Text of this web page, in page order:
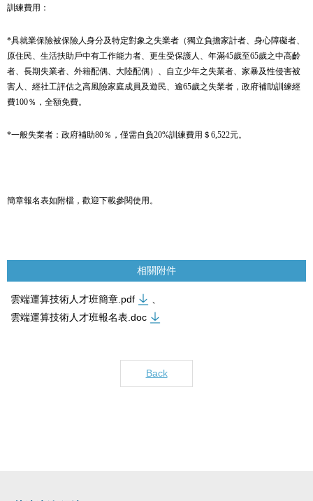
訓練費用：
*具就業保險被保險人身分及特定對象之失業者（獨立負擔家計者、身心障礙者、
原住民、生活扶助戶中有工作能力者、更生受保護人、年滿45歲至65歲之中高齡
者、長期失業者、外籍配偶、大陸配偶）、自立少年之失業者、家暴及性侵害被
害人、經社工評估之高風險家庭成員及遊民、逾65歲之失業者，政府補助訓練經
費100％，全額免費。
*一般失業者：政府補助80％，僅需自負20%訓練費用＄ 6,522元。
簡章報名表如附檔，歡迎下載參閱使用。
相關附件
雲端運算技術人才班簡章.pdf
雲端運算技術人才班報名表.doc
Back